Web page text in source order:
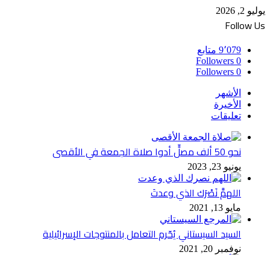
يوليو 2, 2026
Follow Us
9٬079 متابع
0
Followers
0
Followers
الأشهر
الأخيرة
تعليقات
نحو 50 ألف مصلٍّ أدوا صلاة الجمعة في الأقصى
يونيو 23, 2023
اللهمَّ نَصْرَك الذي وعدتَ
مايو 13, 2021
السيد السيستاني يُحّرم التعامل بالمنتوجات الإسرائيلية
نوفمبر 20, 2021